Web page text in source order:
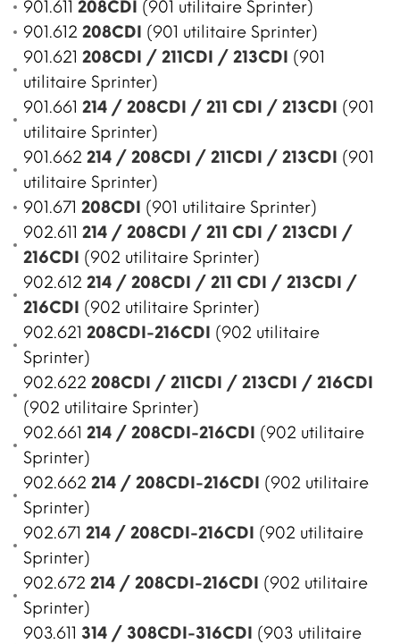
901.611 208CDI (901 utilitaire Sprinter)
901.612 208CDI (901 utilitaire Sprinter)
901.621 208CDI / 211CDI / 213CDI (901
utilitaire Sprinter)
901.661 214 / 208CDI / 211 CDI / 213CDI (901
utilitaire Sprinter)
901.662 214 / 208CDI / 211CDI / 213CDI (901
utilitaire Sprinter)
901.671 208CDI (901 utilitaire Sprinter)
902.611 214 / 208CDI / 211 CDI / 213CDI /
216CDI (902 utilitaire Sprinter)
902.612 214 / 208CDI / 211 CDI / 213CDI /
216CDI (902 utilitaire Sprinter)
902.621 208CDI-216CDI (902 utilitaire
Sprinter)
902.622 208CDI / 211CDI / 213CDI / 216CDI
(902 utilitaire Sprinter)
902.661 214 / 208CDI-216CDI (902 utilitaire
Sprinter)
902.662 214 / 208CDI-216CDI (902 utilitaire
Sprinter)
902.671 214 / 208CDI-216CDI (902 utilitaire
Sprinter)
902.672 214 / 208CDI-216CDI (902 utilitaire
Sprinter)
903.611 314 / 308CDI-316CDI (903 utilitaire